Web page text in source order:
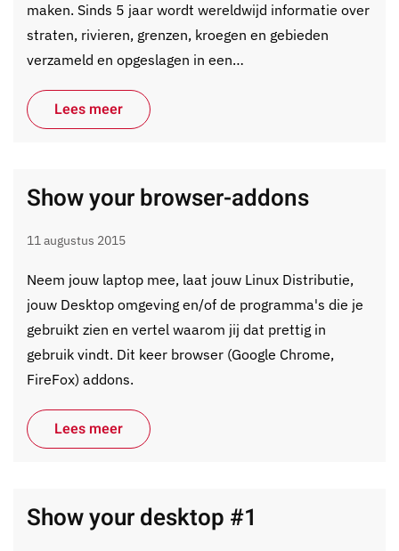
maken. Sinds 5 jaar wordt wereldwijd informatie over
straten, rivieren, grenzen, kroegen en gebieden
verzameld en opgeslagen in een…
Lees meer
Show your browser-addons
11 augustus 2015
Neem jouw laptop mee, laat jouw Linux Distributie,
jouw Desktop omgeving en/of de programma's die je
gebruikt zien en vertel waarom jij dat prettig in
gebruik vindt. Dit keer browser (Google Chrome,
FireFox) addons.
Lees meer
Show your desktop #1